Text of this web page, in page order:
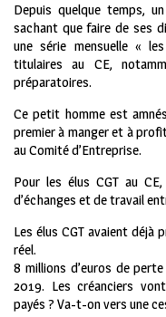
Depuis quelque temps,
sachant que faire de ses
une série mensuelle «
titulaires au CE,
préparatoires.
Ce petit homme est
premier à manger et à
au Comité d’Entreprise.
Pour les élus CGT au
d’échanges et de travail
Les élus CGT avaient
réel.
8 millions d’euros de
2019. Les créanciers
payés ? Va-t-on vers une